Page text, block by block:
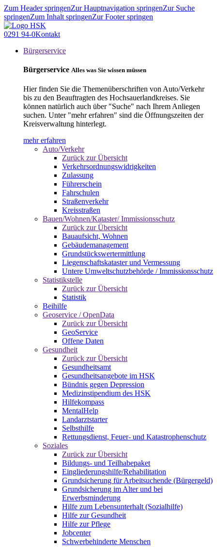
Zum Header springenZur Hauptnavigation springenZur Suche
springenZum Inhalt springenZur Footer springen
0291 94-0Kontakt
Bürgerservice
Bürgerservice Alles was Sie wissen müssen
Hier finden Sie die Themenüberschriften von Auto/Verkehr
bis zu den Beauftragten des Hochsauerlandkreises. Sie
können natürlich auch über "Suche" nach Ihrem Anliegen
suchen. Unter "mehr erfahren" sind die Öffnungszeiten der
Kreisverwaltung hinterlegt.
mehr erfahren
Auto/Verkehr
Zurück zur Übersicht
Verkehrsordnungswidrigkeiten
Zulassung
Führerschein
Fahrschulen
Straßenverkehr
Kreisstraßen
Bauen/Wohnen/Kataster/ Immissionsschutz
Zurück zur Übersicht
Bauaufsicht, Wohnen
Gebäudemanagement
Grundstückswertermittlung
Liegenschaftskataster und Vermessung
Untere Umweltschutzbehörde / Immissionsschutz
Statistikstelle
Zurück zur Übersicht
Statistik
Beihilfe
Geoservice / OpenData
Zurück zur Übersicht
GeoService
Offene Daten
Gesundheit
Zurück zur Übersicht
Gesundheitsamt
Gesundheitsangebote im HSK
Bündnis gegen Depression
Medizinstipendium des HSK
Hilfekompass
MentalHelp
Landarztstarter
Selbsthilfe
Rettungsdienst, Feuer- und Katastrophenschutz
Soziales
Zurück zur Übersicht
Bildungs- und Teilhabepaket
Eingliederungshilfe/Rehabilitation
Grundsicherung für Arbeitsuchende (Bürgergeld)
Grundsicherung im Alter und bei
Erwerbsminderung
Hilfe zum Lebensunterhalt (Sozialhilfe)
Hilfe zur Gesundheit
Hilfe zur Pflege
Jobcenter
Schwerbehinderte Menschen